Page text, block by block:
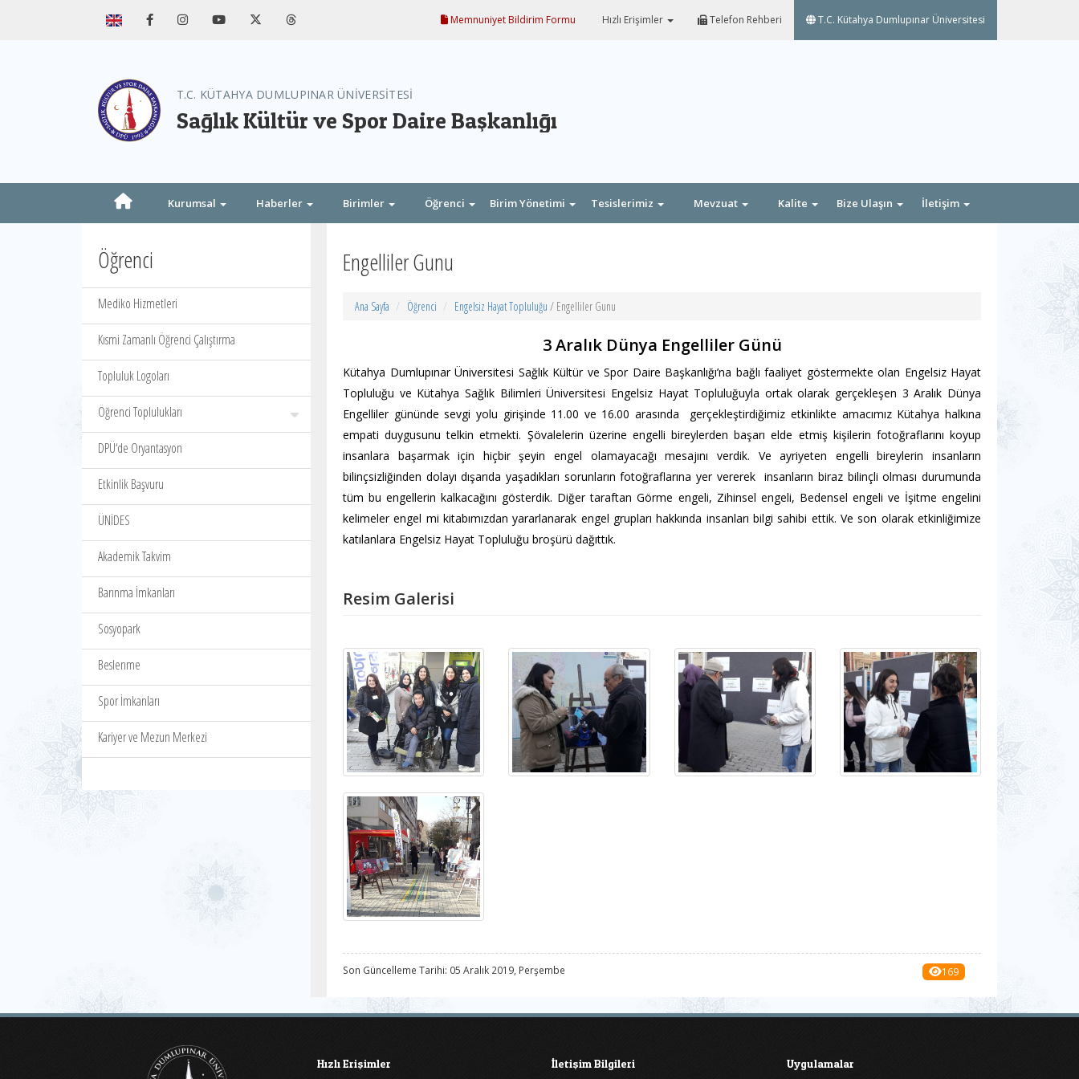
Memnuniyet Bildirim Formu Hızlı Erişimler Telefon Rehberi T.C. Kütahya Dumlupınar Üniversitesi
T.C. KÜTAHYA DUMLUPINAR ÜNİVERSİTESİ
Sağlık Kültür ve Spor Daire Başkanlığı
Kurumsal Haberler Birimler Öğrenci Birim Yönetimi Tesislerimiz Mevzuat Kalite Bize Ulaşın İletişim
Öğrenci
Mediko Hizmetleri
Kısmi Zamanlı Öğrenci Çalıştırma
Topluluk Logoları
Öğrenci Toplulukları
DPÜ‘de Oryantasyon
Etkinlik Başvuru
ÜNİDES
Akademik Takvim
Barınma İmkanları
Sosyopark
Beslenme
Spor İmkanları
Kariyer ve Mezun Merkezi
Engelliler Gunu
Ana Sayfa Öğrenci Engelsiz Hayat Topluluğu / Engelliler Gunu
3 Aralık Dünya Engelliler Günü
Kütahya Dumlupınar Üniversitesi Sağlık Kültür ve Spor Daire Başkanlığı’na bağlı faaliyet göstermekte olan Engelsiz Hayat
Topluluğu ve Kütahya Sağlık Bilimleri Üniversitesi Engelsiz Hayat Topluluğuyla ortak olarak gerçekleşen 3 Aralık Dünya
Engelliler gününde sevgi yolu girişinde 11.00 ve 16.00 arasında gerçekleştirdiğimiz etkinlikte amacımız Kütahya halkına
empati duygusunu telkin etmekti. Şövalelerin üzerine engelli bireylerden başarı elde etmiş kişilerin fotoğraflarını koyup
insanlara başarmak için hiçbir şeyin engel olamayacağı mesajını verdik. Ve ayriyeten engelli bireylerin insanların
bilinçsizliğinden dolayı dışarıda yaşadıkları sorunların fotoğraflarına yer vererek insanların biraz bilinçli olması durumunda
tüm bu engellerin kalkacağını gösterdik. Diğer taraftan Görme engeli, Zihinsel engeli, Bedensel engeli ve İşitme engelini
kelimeler engel mi kitabımızdan yararlanarak engel grupları hakkında insanları bilgi sahibi ettik. Ve son olarak etkinliğimize
katılanlara Engelsiz Hayat Topluluğu broşürü dağıttık.
Resim Galerisi
Son Güncelleme Tarihi: 05 Aralık 2019, Perşembe 169
Hızlı Erişimler İletişim Bilgileri Uygulamalar